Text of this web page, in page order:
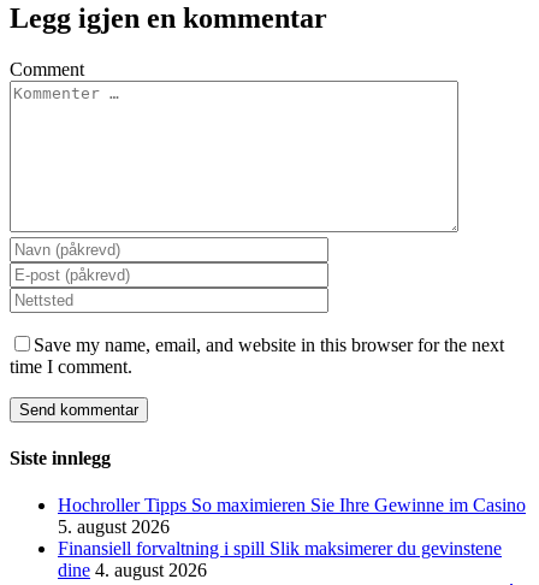
Legg igjen en kommentar
Comment
Save my name, email, and website in this browser for the next
time I comment.
Siste innlegg
Hochroller Tipps So maximieren Sie Ihre Gewinne im Casino
5. august 2026
Finansiell forvaltning i spill Slik maksimerer du gevinstene
dine 4. august 2026